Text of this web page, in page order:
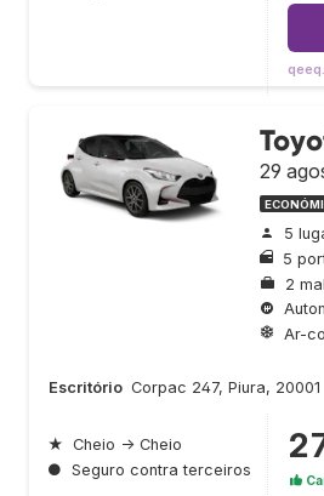
29
5
5
2
Ar-
Escritório Corpac 247, Piura, 20001
★ Cheio → Cheio
● Seguro contra terceiros